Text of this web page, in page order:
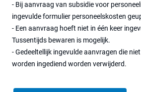
- Bij aanvraag van subsidie voor
ingevulde formulier personeelskosten
- Een aanvraag hoeft niet in één keer
Tussentijds bewaren is mogelijk.
- Gedeeltellijk ingevulde aanvragen die
worden ingediend worden verwijderd.